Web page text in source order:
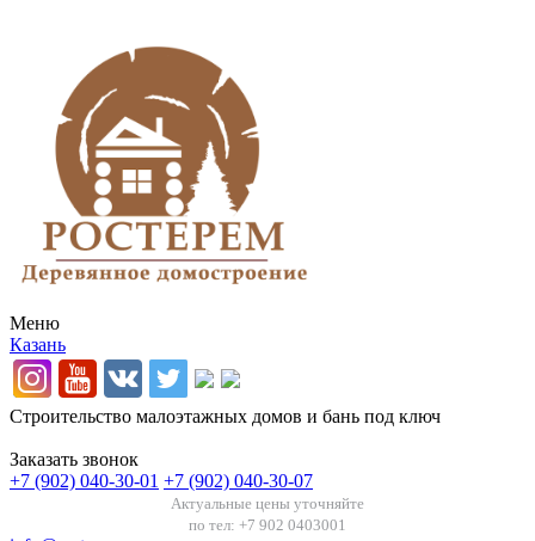
Меню
Казань
Строительство малоэтажных домов и бань под ключ
Заказать звонок
+7 (902) 040-30-01 +7 (902) 040-30-07
Актуальные цены уточняйте
по тел: +7 902 0403001